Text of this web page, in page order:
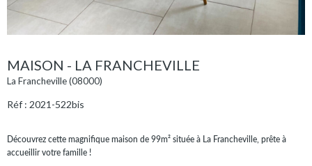
MAISON - LA FRANCHEVILLE
La Francheville (08000)
Réf : 2021-522bis
Découvrez cette magnifique maison de 99m² située à La Francheville, prête à
accueillir votre famille !